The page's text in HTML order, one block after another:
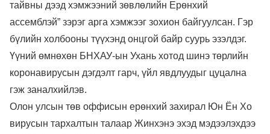
тайвны дээд хэмжээний зөвлөлийн Ерөнхий
ассемблэй” зэрэг арга хэмжээг зохион байгуулсан. Гэр
бүлийн холбооны түүхэнд онцгой байр суурь эзэлдэг.
Үүний өмнөхөн БНХАУ-ын Ухань хотод шинэ төрлийн
коронавирусын дэгдэлт гарч, үйл явдлуудыг цуцална
гэж заналхийлэв.
Олон улсын төв оффисын ерөнхий захирал Юн Ён Хо
вирусын тархалтын талаар Жинхэнэ эхэд мэдээлэхдээ